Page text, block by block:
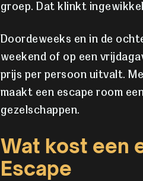
groep. Dat klinkt
Doordeweeks en in de
weekend of op een
prijs per persoon uitvalt.
maakt een escape room
gezelschappen.
Wat kost een
Escape